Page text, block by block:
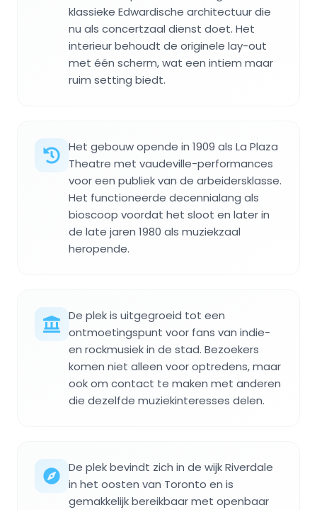
klassieke Edwardische architectuur die
nu als concertzaal dienst doet. Het
interieur behoudt de originele lay-out
met één scherm, wat een intiem maar
ruim setting biedt.
Het gebouw opende in 1909 als La Plaza
Theatre met vaudeville-performances
voor een publiek van de arbeidersklasse.
Het functioneerde decennialang als
bioscoop voordat het sloot en later in
de late jaren 1980 als muziekzaal
heropende.
De plek is uitgegroeid tot een
ontmoetingspunt voor fans van indie-
en rockmusiek in de stad. Bezoekers
komen niet alleen voor optredens, maar
ook om contact te maken met anderen
die dezelfde muziekinteresses delen.
De plek bevindt zich in de wijk Riverdale
in het oosten van Toronto en is
gemakkelijk bereikbaar met openbaar